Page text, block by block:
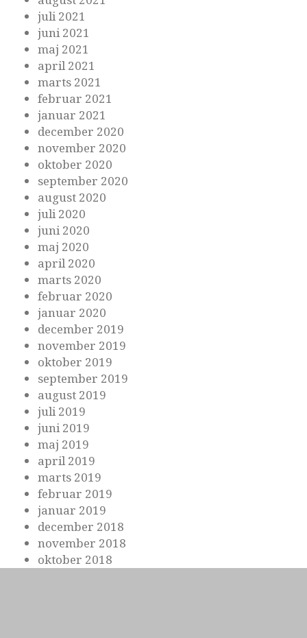
juli 2021
juni 2021
maj 2021
april 2021
marts 2021
februar 2021
januar 2021
december 2020
november 2020
oktober 2020
september 2020
august 2020
juli 2020
juni 2020
maj 2020
april 2020
marts 2020
februar 2020
januar 2020
december 2019
november 2019
oktober 2019
september 2019
august 2019
juli 2019
juni 2019
maj 2019
april 2019
marts 2019
februar 2019
januar 2019
december 2018
november 2018
oktober 2018